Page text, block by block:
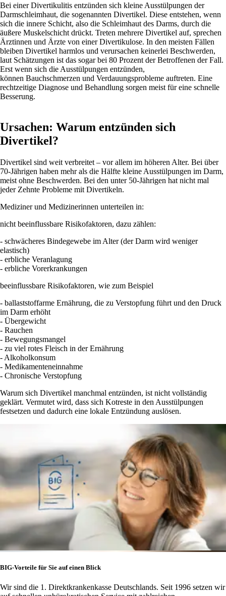
Bei einer Divertikulitis entzünden sich kleine Ausstülpungen der
Darmschleimhaut, die sogenannten Divertikel. Diese entstehen, wenn
sich die innere Schicht, also die Schleimhaut des Darms, durch die
äußere Muskelschicht drückt. Treten mehrere Divertikel auf, sprechen
Ärztinnen und Ärzte von einer Divertikulose. In den meisten Fällen
bleiben Divertikel harmlos und verursachen keinerlei Beschwerden,
laut Schätzungen ist das sogar bei 80 Prozent der Betroffenen der Fall.
Erst wenn sich die Ausstülpungen entzünden,
können Bauchschmerzen und Verdauungsprobleme auftreten. Eine
rechtzeitige Diagnose und Behandlung sorgen meist für eine schnelle
Besserung.
Ursachen: Warum entzünden sich
Divertikel?
Divertikel sind weit verbreitet – vor allem im höheren Alter. Bei über
70-Jährigen haben mehr als die Hälfte kleine Ausstülpungen im Darm,
meist ohne Beschwerden. Bei den unter 50-Jährigen hat nicht mal
jeder Zehnte Probleme mit Divertikeln.
Mediziner und Medizinerinnen unterteilen in:
nicht beeinflussbare Risikofaktoren, dazu zählen:
- schwächeres Bindegewebe im Alter (der Darm wird weniger
elastisch)
- erbliche Veranlagung
- erbliche Vorerkrankungen
beeinflussbare Risikofaktoren, wie zum Beispiel
- ballaststoffarme Ernährung, die zu Verstopfung führt und den Druck
im Darm erhöht
- Übergewicht
- Rauchen
- Bewegungsmangel
- zu viel rotes Fleisch in der Ernährung
- Alkoholkonsum
- Medikamenteneinnahme
- Chronische Verstopfung
Warum sich Divertikel manchmal entzünden, ist nicht vollständig
geklärt. Vermutet wird, dass sich Kotreste in den Ausstülpungen
festsetzen und dadurch eine lokale Entzündung auslösen.
BIG-Vorteile für Sie auf einen Blick
Wir sind die 1. Direktkrankenkasse Deutschlands. Seit 1996 setzen wir